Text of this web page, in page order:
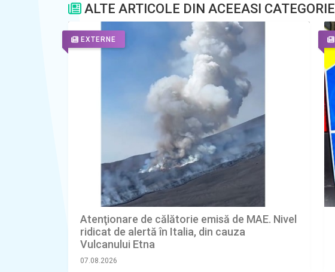
ALTE ARTICOLE DIN ACEEASI CATEGORIE
EXTERNE
Atenţionare de călătorie emisă de MAE. Nivel
ridicat de alertă în Italia, din cauza
Vulcanului Etna
07.08.2026